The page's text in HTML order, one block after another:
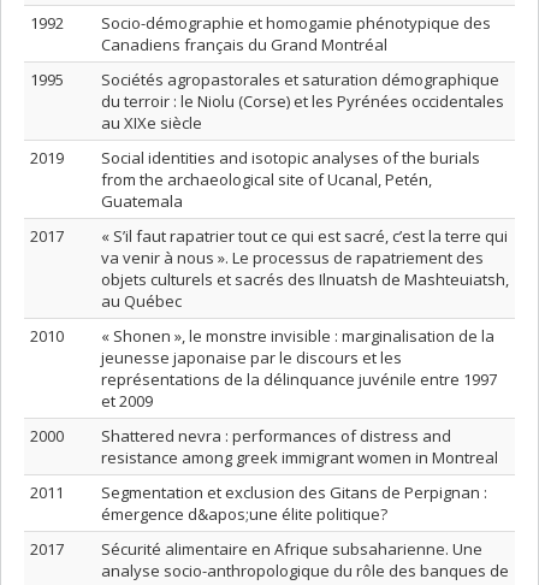
1992
Socio-démographie et homogamie phénotypique des
Canadiens français du Grand Montréal
1995
Sociétés agropastorales et saturation démographique
du terroir : le Niolu (Corse) et les Pyrénées occidentales
au XIXe siècle
2019
Social identities and isotopic analyses of the burials
from the archaeological site of Ucanal, Petén,
Guatemala
2017
« S’il faut rapatrier tout ce qui est sacré, c’est la terre qui
va venir à nous ». Le processus de rapatriement des
objets culturels et sacrés des Ilnuatsh de Mashteuiatsh,
au Québec
2010
« Shonen », le monstre invisible : marginalisation de la
jeunesse japonaise par le discours et les
représentations de la délinquance juvénile entre 1997
et 2009
2000
Shattered nevra : performances of distress and
resistance among greek immigrant women in Montreal
2011
Segmentation et exclusion des Gitans de Perpignan :
émergence d&apos;une élite politique?
2017
Sécurité alimentaire en Afrique subsaharienne. Une
analyse socio-anthropologique du rôle des banques de